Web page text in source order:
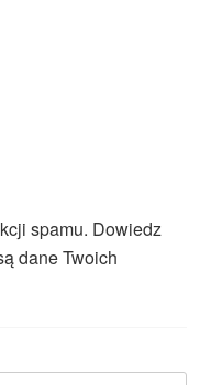
spamu. Dowiedz
dane Twoich